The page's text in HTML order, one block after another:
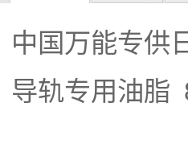
中国万能专供
导轨专用油脂